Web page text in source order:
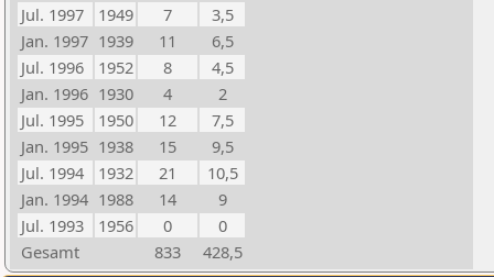
Jul. 1997
1949 7
3,5
Jan. 1997 1939 11
6,5
Jul. 1996
1952 8
4,5
Jan. 1996 1930 4
2
Jul. 1995
1950 12
7,5
Jan. 1995 1938 15
9,5
Jul. 1994
1932 21
10,5
Jan. 1994 1988 14
9
Jul. 1993
1956 0
0
Gesamt
833 428,5